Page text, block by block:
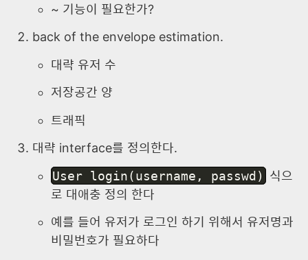
~ 기능이 필요한가?
back of the envelope estimation.
대략 유저 수
저장공간 양
트래픽
대략 interface를 정의한다.
User login(username, passwd)
식으
로 대애충 정의 한다
예를 들어 유저가 로그인 하기 위해서 유저명과
비밀번호가 필요하다